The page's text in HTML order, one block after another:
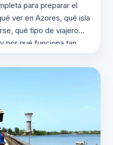
para preparar el
ver en Azores, qué isla
qué tipo de viajero
por qué funciona tan